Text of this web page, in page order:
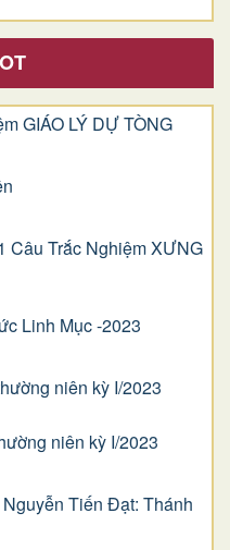
GIÁO LÝ DỰ TÒNG
Câu Trắc Nghiệm XƯNG
Linh Mục -2023
niên kỳ I/2023
niên kỳ I/2023
Tiến Đạt: Thánh